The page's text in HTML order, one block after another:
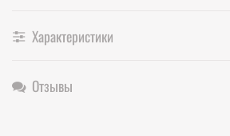
Характеристики
Отзывы